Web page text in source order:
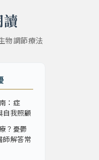
物調節療法
：症
自我照顧
？憂鬱
師解答常